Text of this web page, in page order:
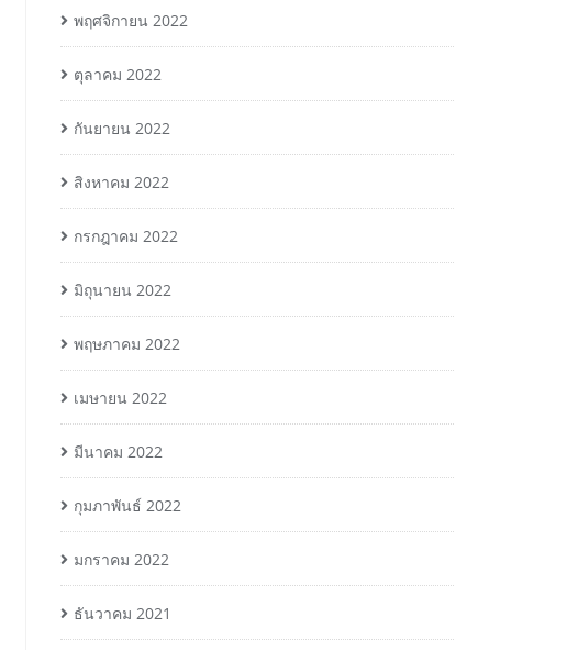
พฤศจิกายน 2022
ตุลาคม 2022
กันยายน 2022
สิงหาคม 2022
กรกฎาคม 2022
มิถุนายน 2022
พฤษภาคม 2022
เมษายน 2022
มีนาคม 2022
กุมภาพันธ์ 2022
มกราคม 2022
ธันวาคม 2021